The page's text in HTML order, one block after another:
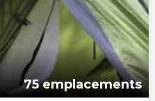
75 emplacements